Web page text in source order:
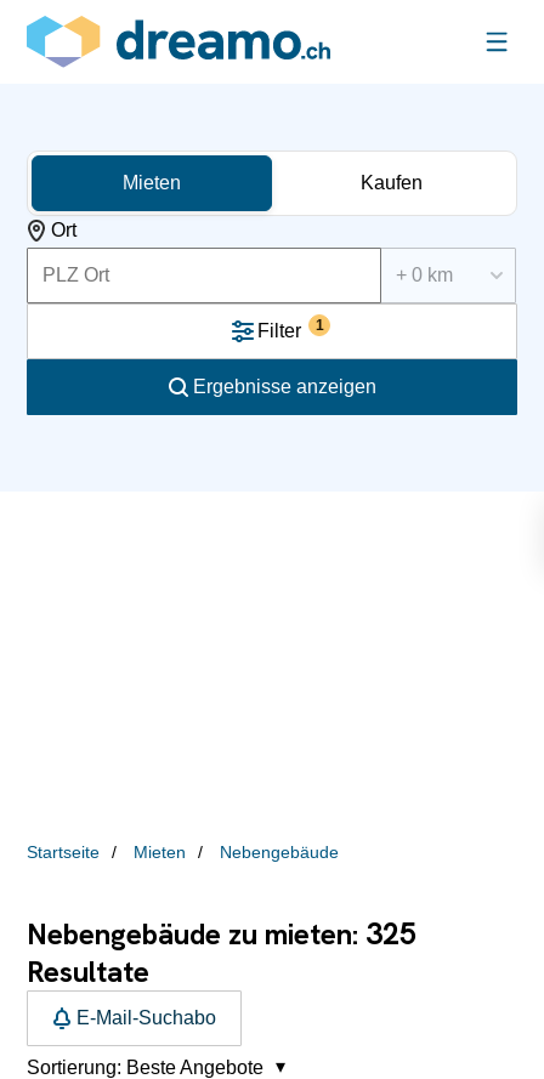
Mieten Kaufen
Ort
+ 0 km
Filter 1
Ergebnisse anzeigen
Startseite Mieten Nebengebäude
Nebengebäude zu mieten: 325
Resultate
E-Mail-Suchabo
Sortierung: Beste Angebote